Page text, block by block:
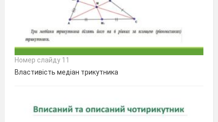
Номер слайду 11
Властивість медіан трикутника